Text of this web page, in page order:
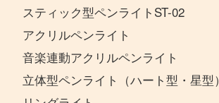
スティック型ペンライトST-02
アクリルペンライト
音楽連動アクリルペンライト
立体型ペンライト（ハート型・星型）